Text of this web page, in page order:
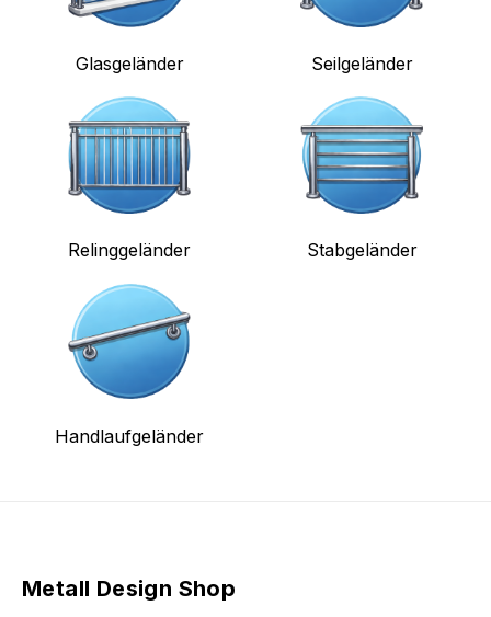
Glasgeländer Seilgeländer
Relinggeländer Stabgeländer
Handlaufgeländer
Metall Design Shop